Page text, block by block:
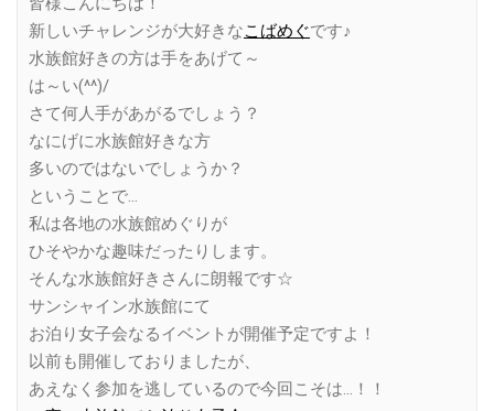
新しいチャレンジが大好きなこばめぐです♪
水族館好きの方は手をあげて～
は～い(^^)/
さて何人手があがるでしょう？
なにげに水族館好きな方
多いのではないでしょうか？
ということで…
私は各地の水族館めぐりが
ひそやかな趣味だったりします。
そんな水族館好きさんに朗報です☆
サンシャイン水族館にて
お泊り女子会なるイベントが開催予定ですよ！
以前も開催しておりましたが、
あえなく参加を逃しているので今回こそは…！！